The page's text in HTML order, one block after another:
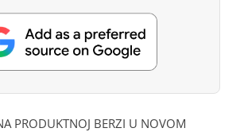
PRODUKTNOJ BERZI U NOVOM